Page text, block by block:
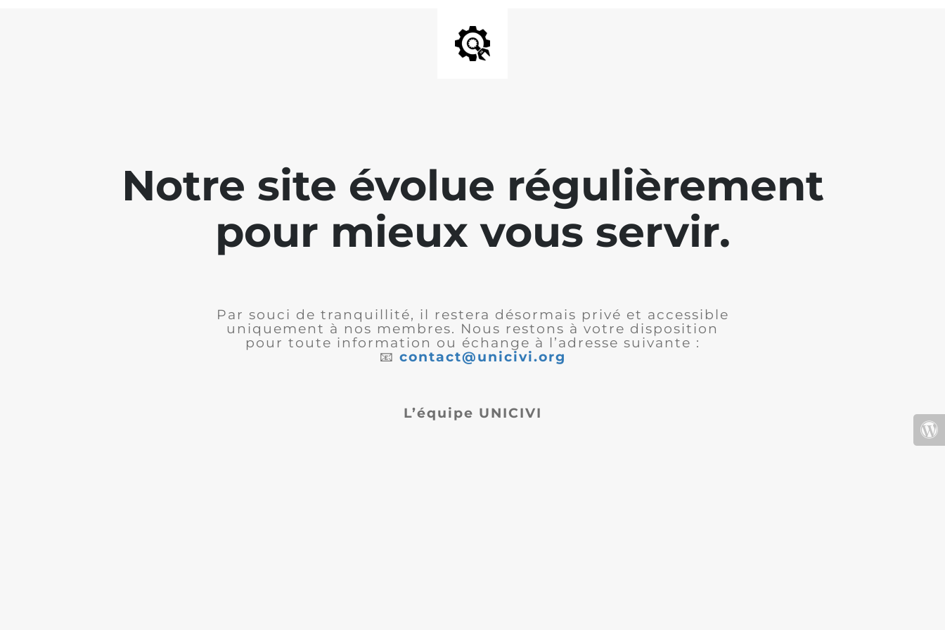
Notre site évolue régulièrement
pour mieux vous servir.
Par souci de tranquillité, il restera désormais privé et accessible
uniquement à nos membres. Nous restons à votre disposition
pour toute information ou échange à l’adresse suivante :
📧 contact@unicivi.org
L’équipe UNICIVI